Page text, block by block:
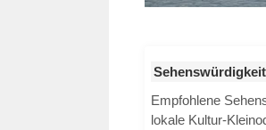
Empfohlene
lokale Kultur-